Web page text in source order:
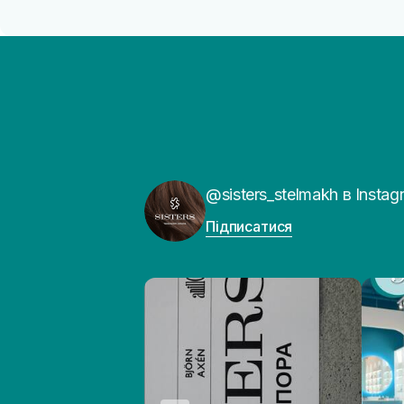
@sisters_stelmakh в
Підписатися